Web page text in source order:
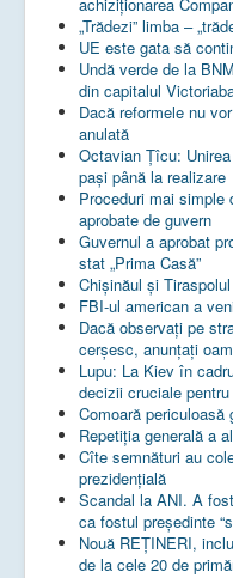
„Trădezi” limba –
UE este gata să
Undă verde de la
din capitalul
Dacă reformele nu
anulată
Octavian Țîcu:
pași până la realizare
Proceduri mai simple
aprobate de guvern
Guvernul a aprobat
stat „Prima Casă”
Chișinăul și
FBI-ul american a
Dacă observați pe
cerșesc, anunțați
Lupu: La Kiev în
decizii cruciale
Comoară
Repetiția generală a
Cîte semnături au
prezidențială
Scandal la ANI. A
ca fostul președinte
Nouă REȚINERI,
de la cele 20 de